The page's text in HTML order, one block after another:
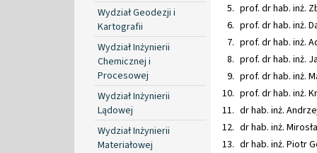
Wydział Geodezji i
Kartografii
Wydział Inżynierii
Chemicznej i
Procesowej
Wydział Inżynierii
Lądowej
Wydział Inżynierii
Materiałowej
prof. dr
prof. dr hab. inż.
prof. dr hab. inż.
prof. dr
prof. dr hab. inż.
prof. dr hab. inż.
dr hab. inż.
dr hab. inż.
dr hab.